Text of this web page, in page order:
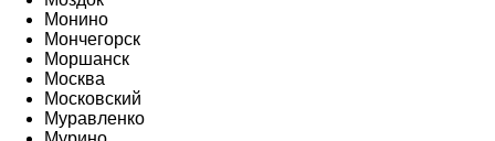
Монино
Мончегорск
Моршанск
Москва
Московский
Муравленко